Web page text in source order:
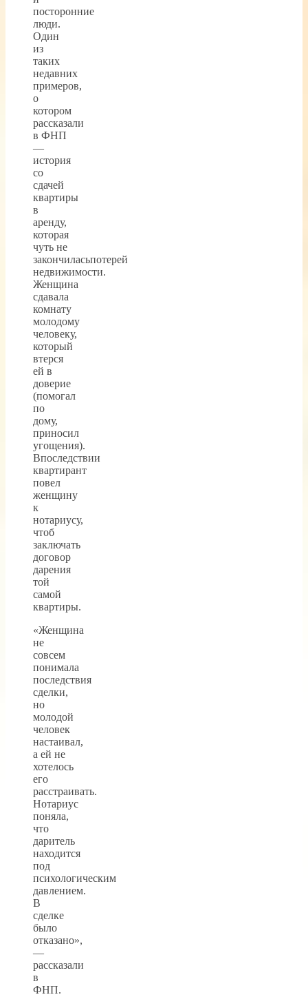
посторонние
люди.
Один
из
таких
недавних
примеров,
о
котором
рассказали
в ФНП
—
история
со
сдачей
квартиры
в
аренду,
которая
чуть не
закончиласьпотерей
недвижимости.
Женщина
сдавала
комнату
молодому
человеку,
который
втерся
ей в
доверие
(помогал
по
дому,
приносил
угощения).
Впоследствии
квартирант
повел
женщину
к
нотариусу,
чтоб
заключать
договор
дарения
той
самой
квартиры.
«Женщина
не
совсем
понимала
последствия
сделки,
но
молодой
человек
настаивал,
а ей не
хотелось
его
расстраивать.
Нотариус
поняла,
что
даритель
находится
под
психологическим
давлением.
В
сделке
было
отказано»,
—
рассказали
в
ФНП.